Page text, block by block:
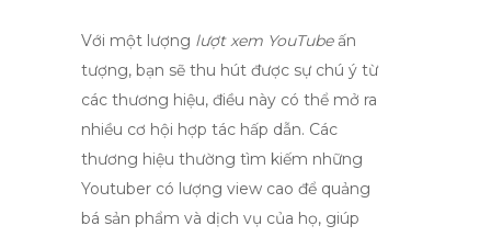
Với một lượng lượt xem YouTubeấn
tượng, bạn sẽ thu hút được sự chú ý từ
các thương hiệu, điều này có thể mở ra
nhiều cơ hội hợp tác hấp dẫn. Các
thương hiệu thường tìm kiếm những
Youtuber có lượng view cao để quảng
bá sản phẩm và dịch vụ của họ, giúp